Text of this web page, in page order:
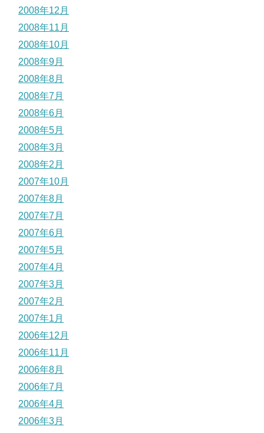
2008年12月
2008年11月
2008年10月
2008年9月
2008年8月
2008年7月
2008年6月
2008年5月
2008年3月
2008年2月
2007年10月
2007年8月
2007年7月
2007年6月
2007年5月
2007年4月
2007年3月
2007年2月
2007年1月
2006年12月
2006年11月
2006年8月
2006年7月
2006年4月
2006年3月